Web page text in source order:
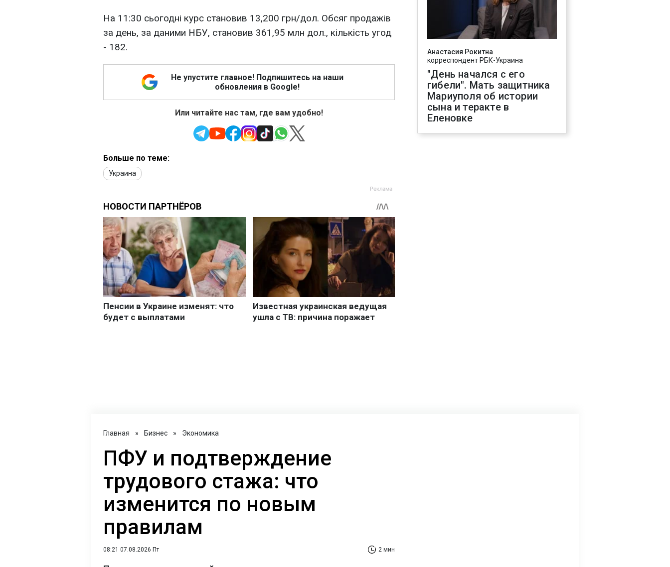
На 11:30 сьогодні курс становив 13,200 грн/дол. Обсяг продажів
за день, за даними НБУ, становив 361,95 млн дол., кількість угод
- 182.
Не упустите главное! Подпишитесь на наши
обновления в Google!
Или читайте нас там, где вам удобно!
Больше по теме:
Украина
Анастасия Рокитна
корреспондент РБК-Украина
"День начался с его
гибели". Мать защитника
Мариуполя об истории
сына и теракте в
Еленовке
Главная » Бизнес » Экономика
ПФУ и подтверждение
трудового стажа: что
изменится по новым
правилам
08:21 07.08.2026 Пт 2 мин